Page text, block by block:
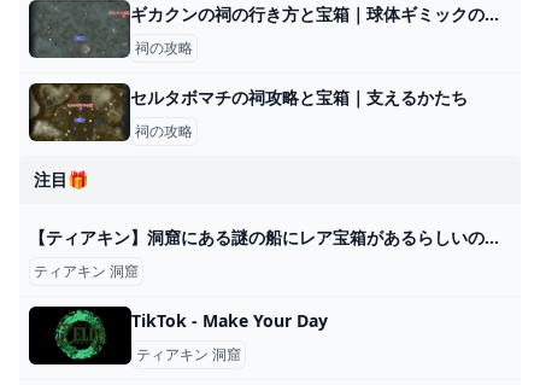
ギカクンの祠の行き方と宝箱｜球体ギミックの解説
祠の攻略
セルタボマチの祠攻略と宝箱｜支えるかたち
祠の攻略
注目🎁
【ティアキン】洞窟にある謎の船にレア宝箱があるらしいので開けに行ってみたら...【ゼルダの伝説 ティアーズ オブ ザ キングダム】 - YouTube
ティアキン 洞窟
TikTok - Make Your Day
ティアキン 洞窟